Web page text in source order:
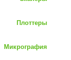
Плоттеры
Микрография